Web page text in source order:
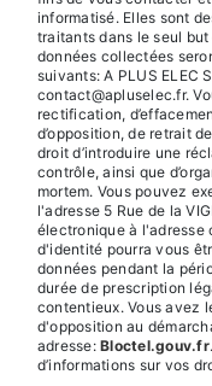
informatisé. Elles sont
traitants dans le seul
données collectées
suivants: A PLUS ELEC
contact@apluselec.fr.
rectification,
d’opposition, de retrait
droit d’introduire une
contrôle, ainsi que
mortem. Vous pouvez
l'adresse 5 Rue de la
électronique à l'adresse
d'identité pourra vous
données pendant la
durée de prescription
contentieux. Vous avez
d'opposition au
adresse:Bloctel.gouv.fr
d’informations sur vos